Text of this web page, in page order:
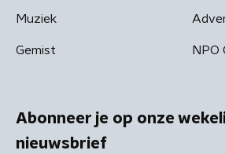
Muziek
Gemist NPO
Abonneer je op onze
nieuwsbrief